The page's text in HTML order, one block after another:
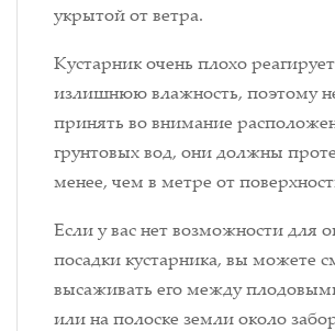
укрытой от ветра.
Кустарник очень плохо
излишнюю влажность, поэтому
принять во внимание
грунтовых вод, они должны
менее, чем в метре от
Если у вас нет возможности для
посадки кустарника, вы можете
высаживать его между
или на полоске земли около